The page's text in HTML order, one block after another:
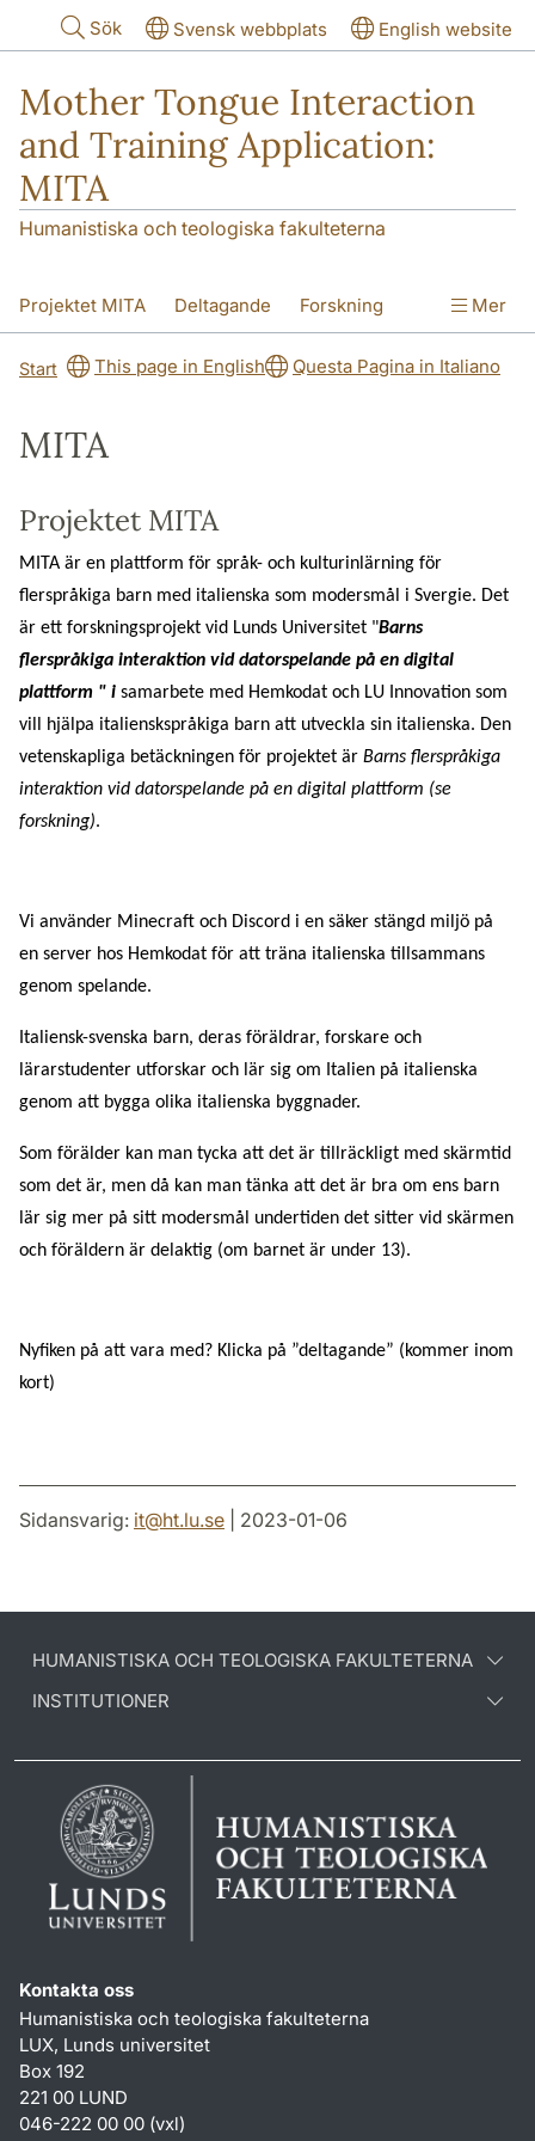
Hoppa till huvudinnehåll
Sök Svensk webbplats English website
Mother Tongue Interaction
and Training Application:
MITA
Humanistiska och teologiska fakulteterna
Projektet MITA Deltagande Forskning Mer
Start This page in English Questa Pagina in Italiano
MITA
Projektet MITA
MITA är en plattform för språk- och kulturinlärning för
flerspråkiga barn med italienska som modersmål i Svergie. Det
är ett forskningsprojekt vid Lunds Universitet "Barns
flerspråkiga interaktion vid datorspelande på en digital
plattform " i samarbete med Hemkodat och LU Innovation som
vill hjälpa italienskspråkiga barn att utveckla sin italienska. Den
vetenskapliga betäckningen för projektet är Barns flerspråkiga
interaktion vid datorspelande på en digital plattform (se
forskning).
Vi använder Minecraft och Discord i en säker stängd miljö på
en server hos Hemkodat för att träna italienska tillsammans
genom spelande.
Italiensk-svenska barn, deras föräldrar, forskare och
lärarstudenter utforskar och lär sig om Italien på italienska
genom att bygga olika italienska byggnader.
Som förälder kan man tycka att det är tillräckligt med skärmtid
som det är, men då kan man tänka att det är bra om ens barn
lär sig mer på sitt modersmål undertiden det sitter vid skärmen
och föräldern är delaktig (om barnet är under 13).
Nyfiken på att vara med? Klicka på ”deltagande” (kommer inom
kort)
Sidansvarig: it@ht.lu.se | 2023-01-06
HUMANISTISKA OCH TEOLOGISKA FAKULTETERNA
INSTITUTIONER
Kontakta oss
Humanistiska och teologiska fakulteterna
LUX, Lunds universitet
Box 192
221 00 LUND
046-222 00 00 (vxl)